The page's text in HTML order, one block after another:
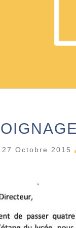
27 Octobre 2015